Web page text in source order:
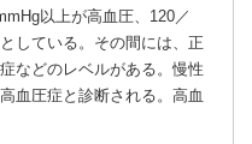
以上が高血圧、120／
している。その間には、正
などのレベルがある。慢性
血圧症と診断される。高血